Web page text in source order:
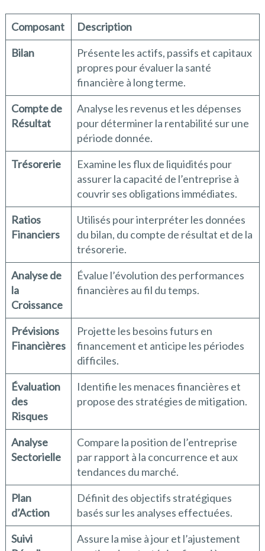
Composant
Description
Bilan
Présente les actifs, passifs et capitaux
propres pour évaluer la santé
financière à long terme.
Compte de
Résultat
Analyse les revenus et les dépenses
pour déterminer la rentabilité sur une
période donnée.
Trésorerie
Examine les flux de liquidités pour
assurer la capacité de l’entreprise à
couvrir ses obligations immédiates.
Ratios
Financiers
Utilisés pour interpréter les données
du bilan, du compte de résultat et de la
trésorerie.
Analyse de
la
Croissance
Évalue l’évolution des performances
financières au fil du temps.
Prévisions
Financières
Projette les besoins futurs en
financement et anticipe les périodes
difficiles.
Évaluation
des
Risques
Identifie les menaces financières et
propose des stratégies de mitigation.
Analyse
Sectorielle
Compare la position de l’entreprise
par rapport à la concurrence et aux
tendances du marché.
Plan
d’Action
Définit des objectifs stratégiques
basés sur les analyses effectuées.
Suivi
Assure la mise à jour et l’ajustement